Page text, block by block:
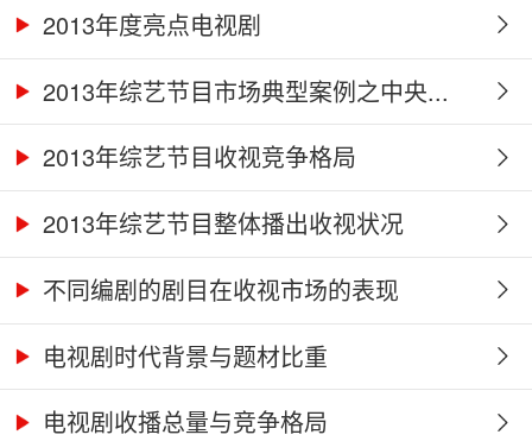
2013年度亮点电视剧
2013年综艺节目市场典型案例之中央...
2013年综艺节目收视竞争格局
2013年综艺节目整体播出收视状况
不同编剧的剧目在收视市场的表现
电视剧时代背景与题材比重
电视剧收播总量与竞争格局